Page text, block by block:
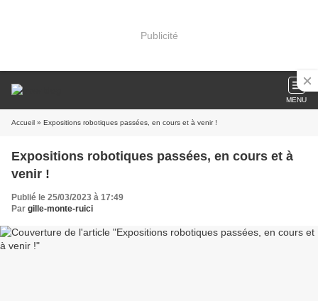
Publicité
MENU
Accueil » Expositions robotiques passées, en cours et à venir !
Expositions robotiques passées, en cours et à
venir !
Publié le 25/03/2023 à 17:49
Par gille-monte-ruici